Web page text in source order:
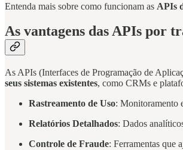
Entenda mais sobre como funcionam as APIs
As vantagens das APIs por
As APIs (Interfaces de Programação de
seus sistemas existentes, como CRMs e
Rastreamento de Uso: Monitoramento
Relatórios Detalhados: Dados
Controle de Fraude: Ferramentas que